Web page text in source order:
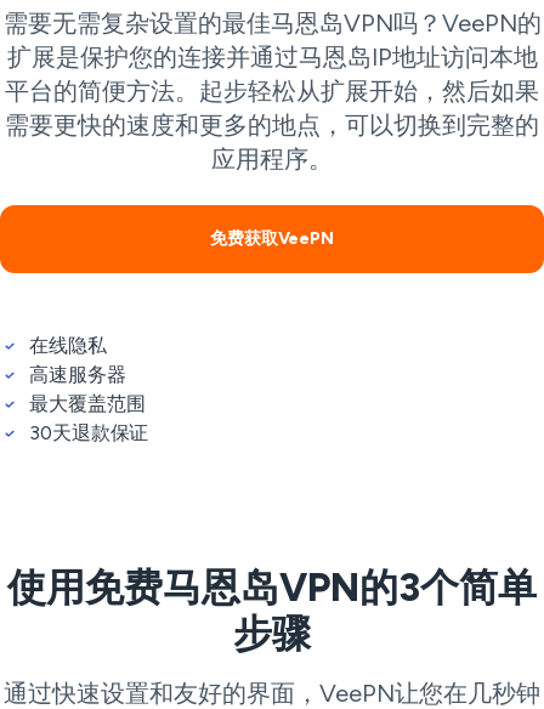
需要无需复杂设置的最佳马恩岛VPN吗？VeePN的
扩展是保护您的连接并通过马恩岛IP地址访问本地
平台的简便方法。起步轻松从扩展开始，然后如果
需要更快的速度和更多的地点，可以切换到完整的
应用程序。
免费获取VeePN
在线隐私
高速服务器
最大覆盖范围
30天退款保证
使用免费马恩岛VPN的3个简单
步骤
通过快速设置和友好的界面，VeePN让您在几秒钟